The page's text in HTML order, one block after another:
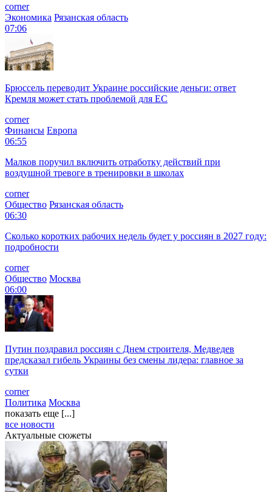
corner
Экономика Рязанская область
07:06
Брюссель переводит Украине российские деньги: ответ
Кремля может стать проблемой для EC
corner
Финансы Европа
06:55
Малков поручил включить отработку действий при
воздушной тревоге в тренировки в школах
corner
Общество Рязанская область
06:30
Сколько коротких рабочих недель будет у россиян в 2027 году:
подробности
corner
Общество Москва
06:00
Путин поздравил россиян с Днем строителя, Медведев
предсказал гибель Украины без смены лидера: главное за
сутки
corner
Политика Москва
показать еще [...]
все новости
Актуальные сюжеты